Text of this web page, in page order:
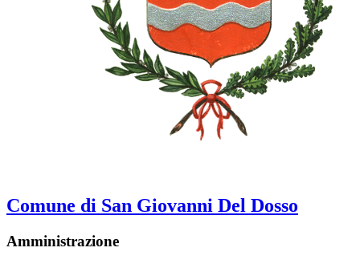
Comune di San Giovanni Del Dosso
Amministrazione